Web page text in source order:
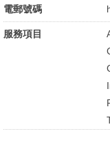
電郵號碼
服務項目